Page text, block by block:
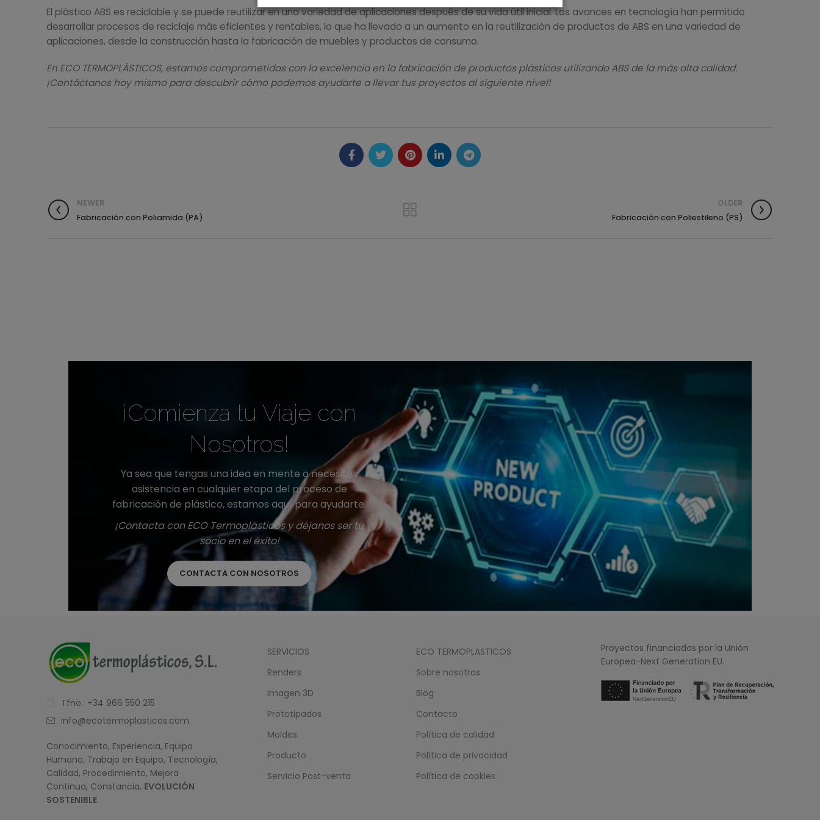
El plástico ABS es reciclable y se puede reutilizar en una variedad de aplicaciones después de su vida útil inicial. Los avances en tecnología han permitido
desarrollar procesos de reciclaje más eficientes y rentables, lo que ha llevado a un aumento en la reutilización de productos de ABS en una variedad de
aplicaciones, desde la construcción hasta la fabricación de muebles y productos de consumo.
En ECO TERMOPLÁSTICOS, estamos comprometidos con la excelencia en la fabricación de productos plásticos utilizando ABS de la más alta calidad.
¡Contáctanos hoy mismo para descubrir cómo podemos ayudarte a llevar tus proyectos al siguiente nivel!
NEWER
Fabricación con Poliamida (PA)
OLDER
Fabricación con Poliestileno (PS)
¡Comienza tu Viaje con
Nosotros!
Ya sea que tengas una idea en mente o necesites
asistencia en cualquier etapa del proceso de
fabricación de plástico, estamos aquí para ayudarte.
¡Contacta con ECO Termoplásticos y déjanos ser tu
socio en el éxito!
CONTACTA CON NOSOTROS
Tfno.: +34 966 550 215
info@ecotermoplasticos.com
Conocimiento, Experiencia, Equipo
Humano, Trabajo en Equipo, Tecnología,
Calidad, Procedimiento, Mejora
Continua, Constancia, EVOLUCIÓN
SOSTENIBLE.
SERVICIOS
Renders
Imagen 3D
Prototipados
Moldes
Producto
Servicio Post-venta
ECO TERMOPLASTICOS
Sobre nosotros
Blog
Contacto
Política de calidad
Política de privacidad
Política de cookies
Proyectos financiados por la Unión
Europea-Next Generation EU.